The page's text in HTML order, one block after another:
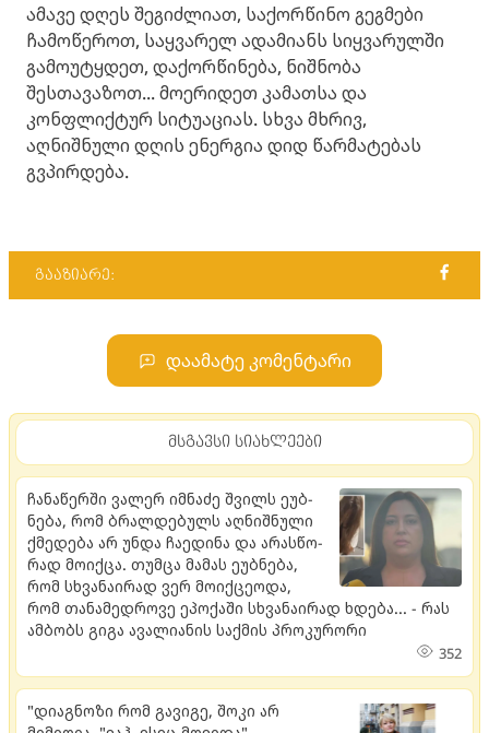
ამავე დღეს შეგიძლიათ, საქორწინო გეგმები
ჩამოწეროთ, საყვარელ ადამიანს სიყვარულში
გამოუტყდეთ, დაქორწინება, ნიშნობა
შესთავაზოთ... მოერიდეთ კამათსა და
კონფლიქტურ სიტუაციას. სხვა მხრივ,
აღნიშნული დღის ენერგია დიდ წარმატებას
გვპირდება.
გააზიარე:
დაამატე კომენტარი
მსგავსი სიახლეები
ჩა­ნა­წერ­ში ვა­ლერ იმ­ნა­ძე შვილს ეუბ­
ნე­ბა, რომ ბრალ­დე­ბულს აღ­ნიშ­ნუ­ლი
ქმე­დე­ბა არ უნდა ჩა­ე­დი­ნა და არას­წო­
რად მო­იქ­ცა. თუმ­ცა მა­მას ეუბ­ნე­ბა,
რომ სხვა­ნა­ი­რად ვერ მო­იქ­ცე­ო­და,
რომ თა­ნა­მედ­რო­ვე ეპო­ქა­ში სხვა­ნა­ი­რად ხდე­ბა... - რას
ამბობს გიგა ავალიანის საქმის პროკურორი
352
"დიაგნოზი რომ გავიგე, შოკი არ